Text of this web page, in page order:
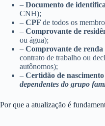
– Documento de
CNH);
– CPF de todos os
– Comprovante de
ou água);
– Comprovante de
contrato de trabalho ou
autônomos);
– Certidão de
dependentes do grupo
Por que a atualização é